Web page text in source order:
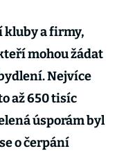
kluby a firmy,
mohou žádat
Nejvíce
až 650 tisíc
úsporám byl
o čerpání